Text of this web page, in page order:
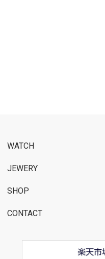
WATCH
JEWERY
SHOP
CONTACT